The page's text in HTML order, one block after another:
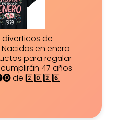
divertidos de
en enero
para regalar
47 años
de 2️⃣0️⃣2️⃣6️⃣